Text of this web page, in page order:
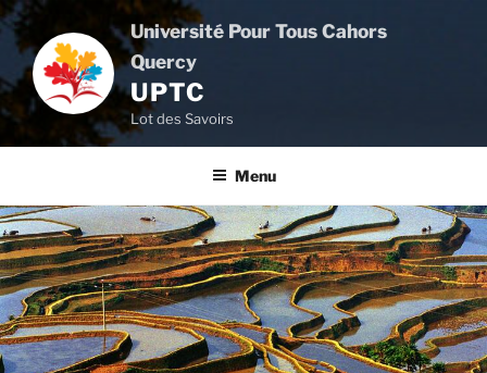
Aller
au
contenu
principal
Université Pour Tous Cahors
Quercy
UPTC
Lot des Savoirs
Menu